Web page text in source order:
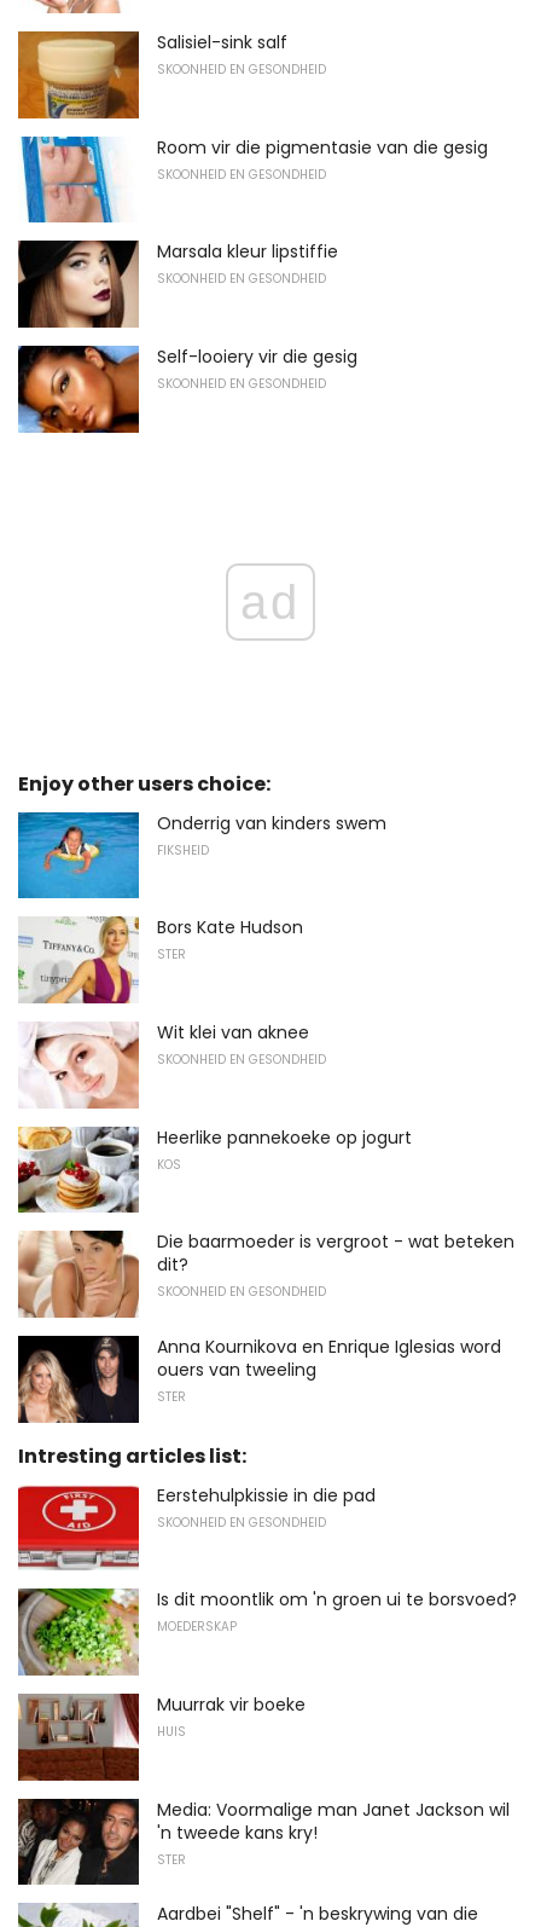
Salisiel-sink salf
SKOONHEID EN GESONDHEID
Room vir die pigmentasie van die gesig
SKOONHEID EN GESONDHEID
Marsala kleur lipstiffie
SKOONHEID EN GESONDHEID
Self-looiery vir die gesig
SKOONHEID EN GESONDHEID
ad
Enjoy other users choice:
Onderrig van kinders swem
FIKSHEID
Bors Kate Hudson
STER
Wit klei van aknee
SKOONHEID EN GESONDHEID
Heerlike pannekoeke op jogurt
KOS
Die baarmoeder is vergroot - wat beteken
dit?
SKOONHEID EN GESONDHEID
Anna Kournikova en Enrique Iglesias word
ouers van tweeling
STER
Intresting articles list:
Eerstehulpkissie in die pad
SKOONHEID EN GESONDHEID
Is dit moontlik om 'n groen ui te borsvoed?
MOEDERSKAP
Muurrak vir boeke
HUIS
Media: Voormalige man Janet Jackson wil
'n tweede kans kry!
STER
Aardbei "Shelf" - 'n beskrywing van die